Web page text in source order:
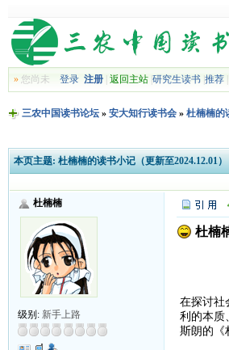
»您尚未 登录 注册| 返回主站| 研究生读书| 推荐|
三农中国读书论坛» 安大知行读书会» 杜楠楠的
本页主题: 杜楠楠的读书小记（更新至2024.12.01）
杜楠楠
级别: 新手上路
杜楠
在探讨社
利的本质
斯朗的《